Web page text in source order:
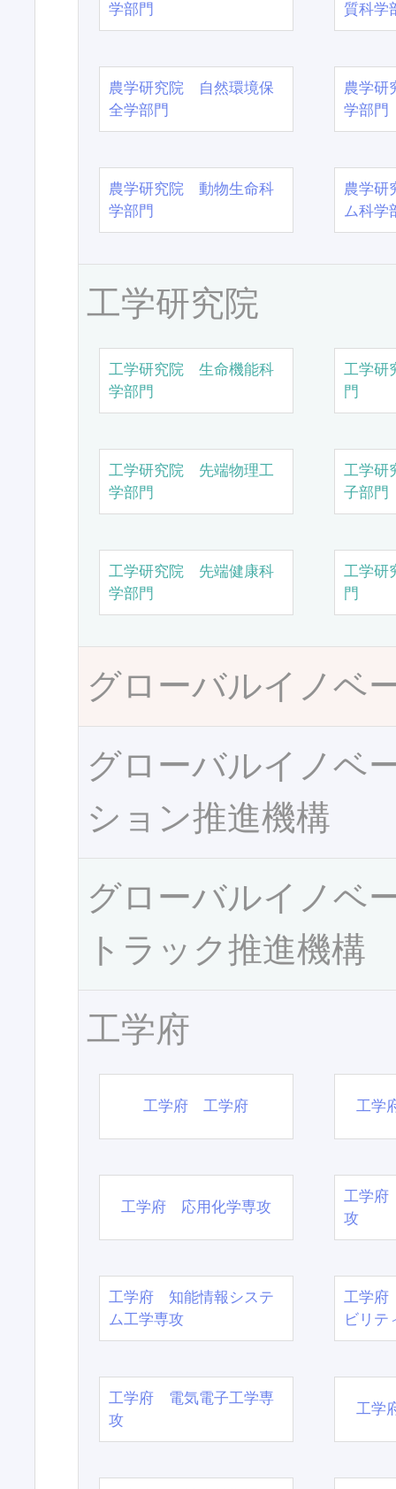
学部門
質科学
農学研究院 自然環境保
全学部門
農学
学部門
農学研究院 動物生命科
学部門
農学
ム科学
工学研究院
工学研究院 生命機能科
学部門
工学研
門
工学研究院 先端物理工
学部門
工学研
子部門
工学研究院 先端健康科
学部門
工学研
門
グローバルイノベ
グローバルイノベ
ション推進機構
グローバルイノベ
トラック推進機構
工学府
工学府 工学府 工学
工学府 応用化学専攻
工学府
攻
工学府 知能情報システ
ム工学専攻
工学府
ビリテ
工学府 電気電子工学専
攻
工学